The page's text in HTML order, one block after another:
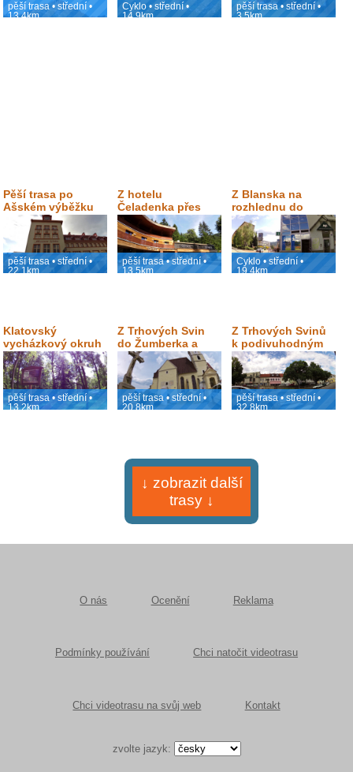
pěší trasa • střední •
13.4km
Cyklo • střední •
14.9km
pěší trasa • střední •
3.5km
Pěší trasa po
Ašském výběžku
pěší trasa • střední •
22.1km
Z hotelu
Čeladenka přes
Kunčice na Malou
Stolovou a zpět do
hotelu
pěší trasa • střední •
13.5km
Z Blanska na
rozhlednu do
Veselice
Cyklo • střední •
19.4km
Klatovský
vycházkový okruh
pěší trasa • střední •
13.2km
Z Trhových Svin
do Žumberka a
zpět
pěší trasa • střední •
20.8km
Z Trhových Svinů
k podivuhodným
Vandličkám a zpět
pěší trasa • střední •
32.8km
↓ zobrazit další
trasy ↓
O nás Ocenění Reklama
Podmínky používání Chci natočit videotrasu
Chci videotrasu na svůj web Kontakt
zvolte jazyk: